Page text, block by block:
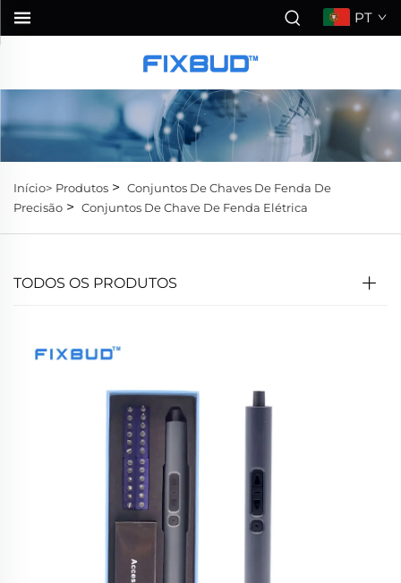
PT
Início> Produtos > Conjuntos De Chaves De Fenda De
Precisão > Conjuntos De Chave De Fenda Elétrica
TODOS OS PRODUTOS